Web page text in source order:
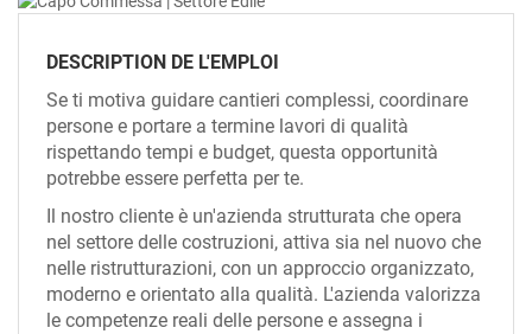
FR
IT
DE
DESCRIPTION DE L'EMPLOI
Se ti motiva guidare cantieri complessi, coordinare
persone e portare a termine lavori di qualità
rispettando tempi e budget, questa opportunità
potrebbe essere perfetta per te.
Il nostro cliente è un'azienda strutturata che opera
nel settore delle costruzioni, attiva sia nel nuovo che
nelle ristrutturazioni, con un approccio organizzato,
moderno e orientato alla qualità. L'azienda valorizza
le competenze reali delle persone e assegna i